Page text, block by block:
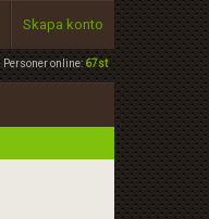
Personer online:67st
Skapa konto